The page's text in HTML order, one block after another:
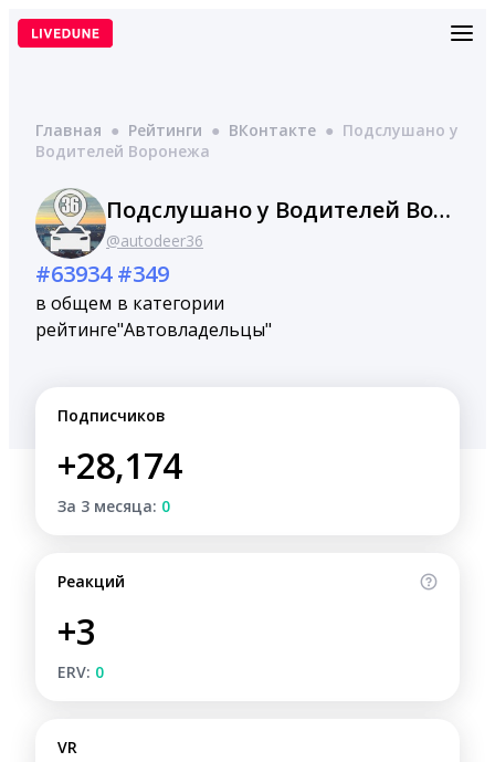
Перейти
Главная ● Рейтинги ● ВКонтакте ● Подслушано у
Водителей Воронежа
Подслушано у Водителей Воронежа
@autodeer36
#63934
в общем
рейтинге
#349
в категории
"Автовладельцы"
Подписчиков
+28,174
За 3 месяца: 0
Реакций
+3
ERV: 0
VR